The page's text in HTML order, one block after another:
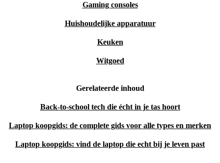
Gaming consoles
Huishoudelijke apparatuur
Keuken
Witgoed
Gerelateerde inhoud
Back-to-school tech die écht in je tas hoort
Laptop koopgids: de complete gids voor alle types en merken
Laptop koopgids: vind de laptop die echt bij je leven past